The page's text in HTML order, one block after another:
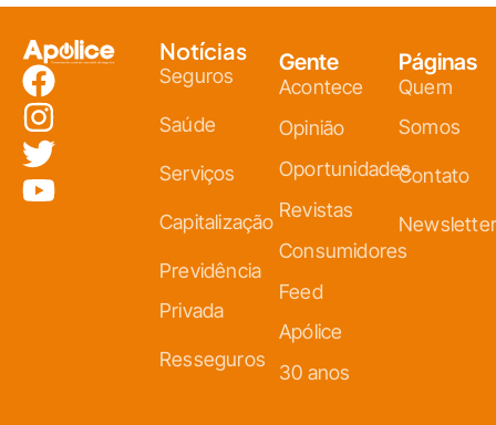
Notícias
Seguros
Saúde
Serviços
Capitalização
Previdência
Privada
Resseguros
Gente
Acontece
Opinião
Oportunidades
Revistas
Consumidores
Feed
Apólice
30 anos
Páginas
Quem
Somos
Contato
Newsletter